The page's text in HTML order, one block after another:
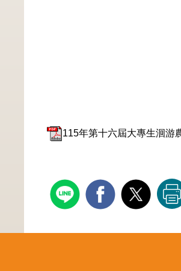
115年第十六屆大專生洄游